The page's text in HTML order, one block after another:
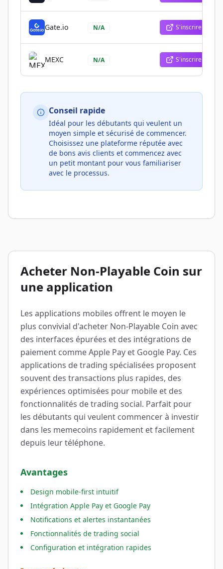
Gate.io N/A S'inscrire
MEXC N/A S'inscrire
Conseil rapide
Idéal pour les débutants qui veulent un
moyen simple et sécurisé de commencer.
Choisissez une plateforme réputée avec
de bons avis clients et commencez avec
un petit montant pour vous familiariser
avec le processus.
Acheter Non-Playable Coin sur
une application
Les applications mobiles offrent le moyen le
plus convivial d'acheter Non-Playable Coin avec
des interfaces épurées et des intégrations de
paiement comme Apple Pay et Google Pay. Ces
applications de trading spécialisées proposent
souvent des transactions plus rapides, des
expériences optimisées pour mobile et des
fonctionnalités de trading social. Parfait pour
les débutants qui veulent commencer à investir
dans les memecoins rapidement et facilement
depuis leur téléphone.
Avantages
Design mobile-first intuitif
Intégration Apple Pay et Google Pay
Notifications et alertes instantanées
Fonctionnalités de trading social
Configuration et intégration rapides